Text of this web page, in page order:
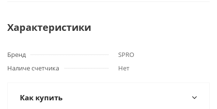
Характеристики
Бренд
SPRO
Наличе счетчика
Нет
Как купить